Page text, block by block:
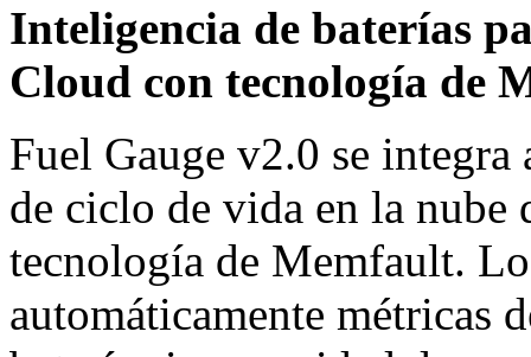
Inteligencia de baterías
Cloud con tecnología de
Fuel Gauge v2.0 se
de ciclo de vida en la
tecnología de Memfault.
automáticamente métricas